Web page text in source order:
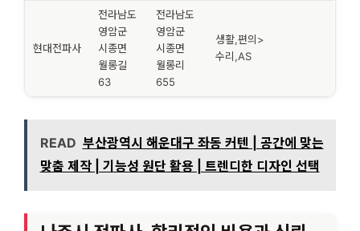
현대전파사
전라남도
영암군
시종면
월롱길
63
전라남도
영암군
시종면
월롱리
655
생활,편의>
수리,AS
READ 부산광역시 해운대구 좌동 커텐 | 공간에 맞는
맞춤 제작 | 기능성 원단 활용 | 트렌디한 디자인 선택